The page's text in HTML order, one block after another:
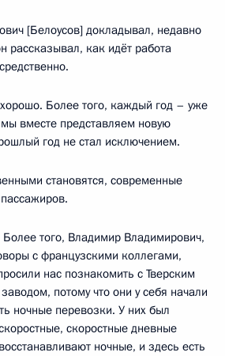
[Белоусов] докладывал, недавно
рассказывал, как идёт работа
Более того, каждый год – уже
вместе представляем новую
год не стал исключением.
становятся, современные
того, Владимир Владимирович,
с французскими коллегами,
нас познакомить с Тверским
потому что они у себя начали
ночные перевозки. У них был
скоростные дневные
ночные, и здесь есть